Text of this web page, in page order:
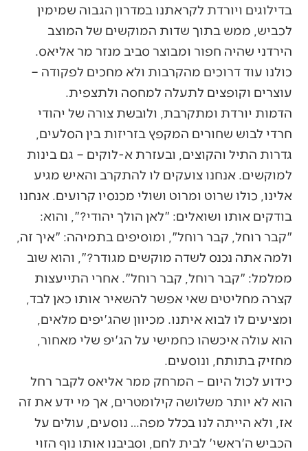
בדילוגים ויורדת לקראתנו במדרון הגבוה שמימין
לכביש, ממש בתוך שדות המוקשים של המוצב
הירדני שהיה חפור ומבוצר סביב מנזר מר אליאס.
כולנו עוד דרוכים מהקרבות ולא מחכים לפקודה –
עוצרים וקופצים לתעלה למחסה ולתצפית.
הדמות יורדת ומתקרבת, ולובשת צורה של יהודי
חרדי לבוש שחורים המקפץ בזריזות בין הסלעים,
גדרות התיל והקוצים, ובעזרת א-לוקים – גם בינות
למוקשים. אנחנו צועקים לו להתקרב והאיש מגיע
אלינו, כולו שרוט ומרוט ושולי מכנסיו קרועים. אנחנו
בודקים אותו ושואלים: "לאן הולך יהודי?", והוא:
"קבר רוחל, קבר רוחל", ומוסיפים בתמיהה: "איך זה,
ולמה אתה נכנס לשדה מוקשים מגודר?", והוא שוב
ממלמל: "קבר רוחל, קבר רוחל". אחרי התייעצות
קצרה מחליטים שאי אפשר להשאיר אותו כאן לבד,
ומציעים לו לבוא איתנו. מכיוון שהג'יפים מלאים,
הוא עולה איכשהו כחמישי על הג'יפ שלי מאחור,
מחזיק בתותח, ונוסעים.
כידוע לכול היום – המרחק ממר אליאס לקבר רחל
הוא לא יותר משלושה קילומטרים, אך מי ידע את זה
אז, ולא הייתה לנו בכלל מפה… נוסעים, עולים על
הכביש ה'ראשי' לבית לחם, וסביבנו אותו נוף הזוי